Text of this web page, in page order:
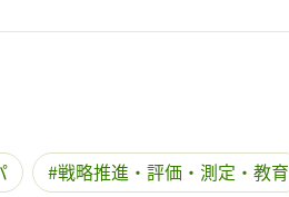
戦略推進・評価・測定・教育